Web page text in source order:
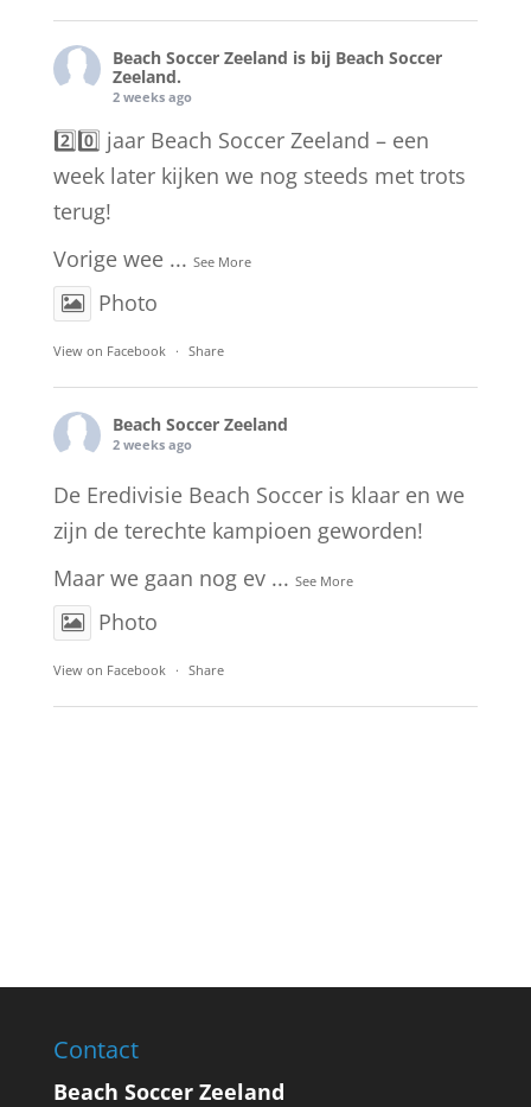
Beach Soccer Zeeland is bij Beach Soccer
Zeeland.
2 weeks ago
2️⃣0️⃣ jaar Beach Soccer Zeeland – een
week later kijken we nog steeds met trots
terug!
Vorige wee ... See More
Photo
View on Facebook · Share
Beach Soccer Zeeland
2 weeks ago
De Eredivisie Beach Soccer is klaar en we
zijn de terechte kampioen geworden!
Maar we gaan nog ev ... See More
Photo
View on Facebook · Share
Contact
Beach Soccer Zeeland